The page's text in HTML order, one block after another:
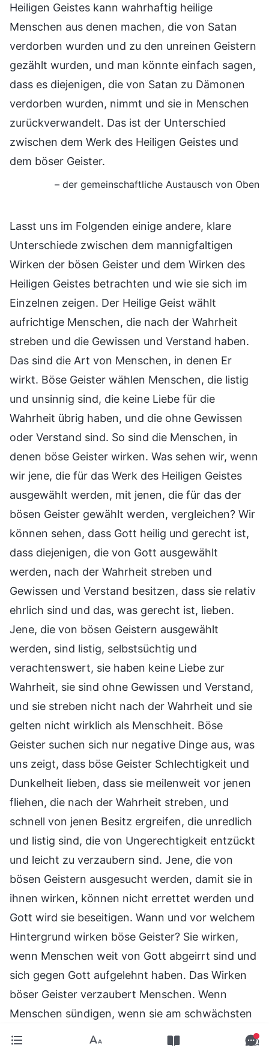
Heiligen Geistes kann wahrhaftig heilige
Menschen aus denen machen, die von Satan
verdorben wurden und zu den unreinen Geistern
gezählt wurden, und man könnte einfach sagen,
dass es diejenigen, die von Satan zu Dämonen
verdorben wurden, nimmt und sie in Menschen
zurückverwandelt. Das ist der Unterschied
zwischen dem Werk des Heiligen Geistes und
dem böser Geister.
– der gemeinschaftliche Austausch von Oben
Lasst uns im Folgenden einige andere, klare
Unterschiede zwischen dem mannigfaltigen
Wirken der bösen Geister und dem Wirken des
Heiligen Geistes betrachten und wie sie sich im
Einzelnen zeigen. Der Heilige Geist wählt
aufrichtige Menschen, die nach der Wahrheit
streben und die Gewissen und Verstand haben.
Das sind die Art von Menschen, in denen Er
wirkt. Böse Geister wählen Menschen, die listig
und unsinnig sind, die keine Liebe für die
Wahrheit übrig haben, und die ohne Gewissen
oder Verstand sind. So sind die Menschen, in
denen böse Geister wirken. Was sehen wir, wenn
wir jene, die für das Werk des Heiligen Geistes
ausgewählt werden, mit jenen, die für das der
bösen Geister gewählt werden, vergleichen? Wir
können sehen, dass Gott heilig und gerecht ist,
dass diejenigen, die von Gott ausgewählt
werden, nach der Wahrheit streben und
Gewissen und Verstand besitzen, dass sie relativ
ehrlich sind und das, was gerecht ist, lieben.
Jene, die von bösen Geistern ausgewählt
werden, sind listig, selbstsüchtig und
verachtenswert, sie haben keine Liebe zur
Wahrheit, sie sind ohne Gewissen und Verstand,
und sie streben nicht nach der Wahrheit und sie
gelten nicht wirklich als Menschheit. Böse
Geister suchen sich nur negative Dinge aus, was
uns zeigt, dass böse Geister Schlechtigkeit und
Dunkelheit lieben, dass sie meilenweit vor jenen
fliehen, die nach der Wahrheit streben, und
schnell von jenen Besitz ergreifen, die unredlich
und listig sind, die von Ungerechtigkeit entzückt
und leicht zu verzaubern sind. Jene, die von
bösen Geistern ausgesucht werden, damit sie in
ihnen wirken, können nicht errettet werden und
Gott wird sie beseitigen. Wann und vor welchem
Hintergrund wirken böse Geister? Sie wirken,
wenn Menschen weit von Gott abgeirrt sind und
sich gegen Gott aufgelehnt haben. Das Wirken
böser Geister verzaubert Menschen. Wenn
Menschen sündigen, wenn sie am schwächsten
sind – vor allem dann, wenn sie großes Leid im